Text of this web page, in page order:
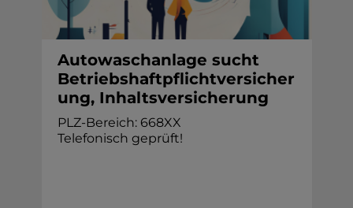
Autowaschanlage sucht
Betriebshaftpflichtversicher
ung, Inhaltsversicherung
PLZ-Bereich: 668XX
Telefonisch geprüft!